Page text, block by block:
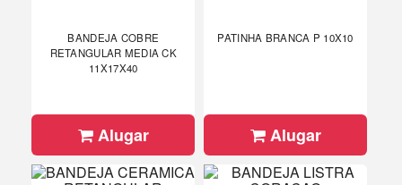
BANDEJA COBRE
RETANGULAR MEDIA CK
11X17X40
Alugar
PATINHA BRANCA P 10X10
Alugar